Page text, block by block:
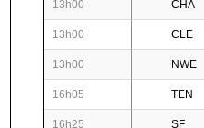
13h00 CHA
13h00 CLE
13h00 NWE
16h05 TEN
16h25 SF